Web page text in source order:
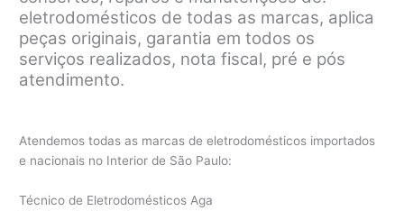
eletrodomésticos de todas as marcas, aplica
peças originais, garantia em todos os
serviços realizados, nota fiscal, pré e pós
atendimento.
Atendemos todas as marcas de eletrodomésticos importados
e nacionais no Interior de São Paulo:
Técnico de Eletrodomésticos Aga